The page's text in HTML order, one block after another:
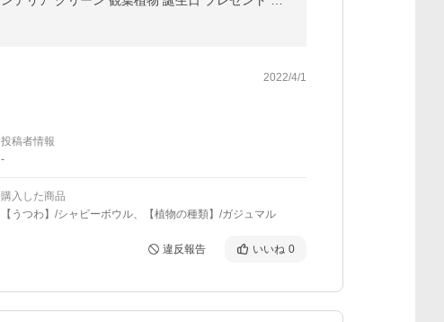
2022/4/1
投稿者情報
-
購入した商品
【うつわ】/シャビーボウル、【植物の種類】/ガジュマル
違反報告 いいね 0